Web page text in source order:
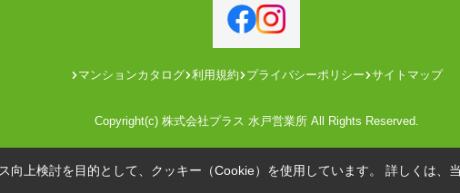
マンションカタログ 利用規約 プライバシーポリシー サイトマップ
Copyright(c) 株式会社プラス 水戸営業所 All Rights Reserved.
上検討を目的として、クッキー（Cookie）を使用しています。 詳しくは、